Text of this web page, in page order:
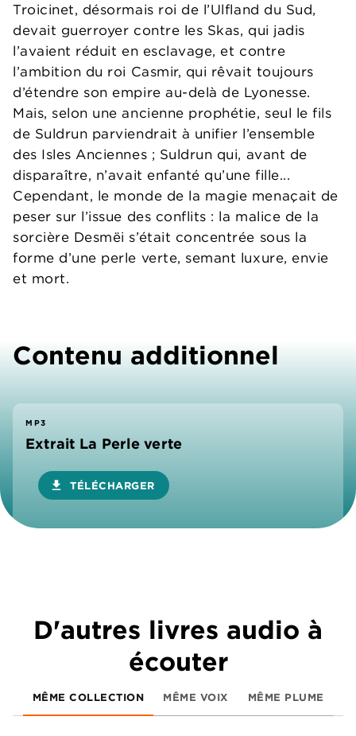
Troicinet, désormais roi de l’Ulfland du Sud,
devait guerroyer contre les Skas, qui jadis
l’avaient réduit en esclavage, et contre
l’ambition du roi Casmir, qui rêvait toujours
d’étendre son empire au-delà de Lyonesse.
Mais, selon une ancienne prophétie, seul le fils
de Suldrun parviendrait à unifier l’ensemble
des Isles Anciennes ; Suldrun qui, avant de
disparaître, n’avait enfanté qu’une fille...
Cependant, le monde de la magie menaçait de
peser sur l’issue des conflits : la malice de la
sorcière Desmëi s’était concentrée sous la
forme d’une perle verte, semant luxure, envie
et mort.
Contenu additionnel
MP3
Extrait La Perle verte
download TÉLÉCHARGER
D'autres livres audio à
écouter
MÊME COLLECTION MÊME VOIX MÊME PLUME